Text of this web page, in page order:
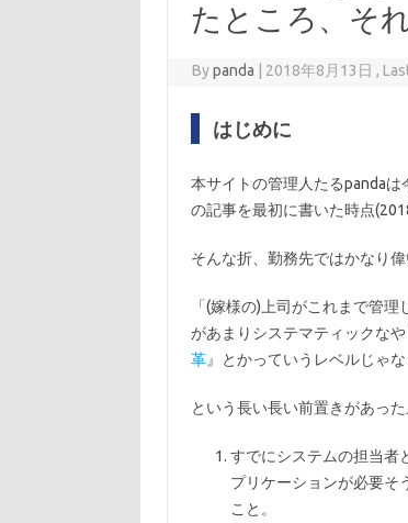
たところ、そ
Bypanda 2018年8月13日 ,
はじめに
本サイトの管理人たるpandaは
の記事を最初に書いた時点
そんな折、勤務先ではかなり
「(嫁様の)上司がこれまで管
があまりシステマティックな
革』とかっていうレベルじゃ
という長い長い前置きがあった
すでにシステムの担当者
プリケーションが必要そ
こと。